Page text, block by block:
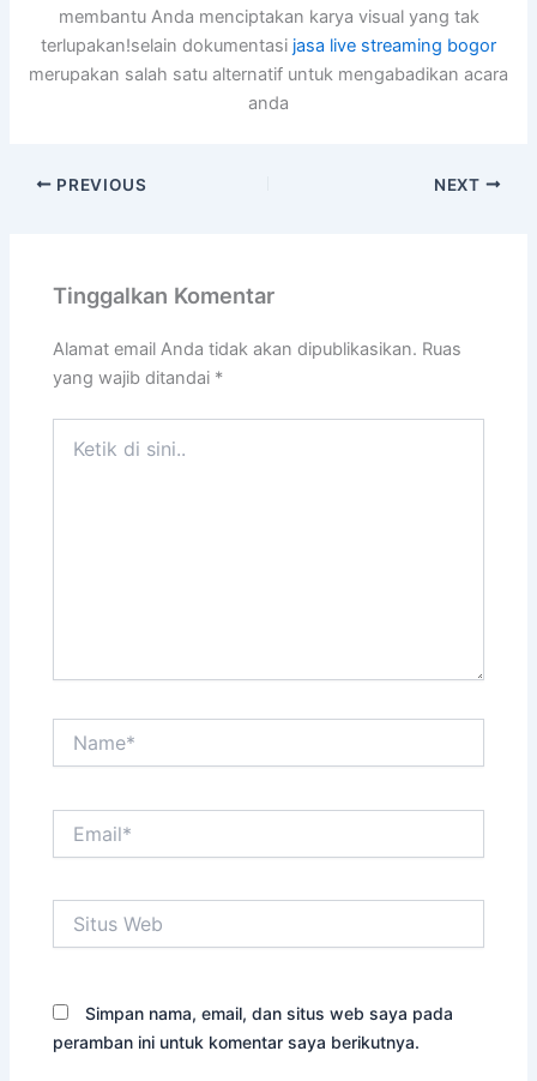
membantu Anda menciptakan karya visual yang tak
terlupakan!selain dokumentasi jasa live streaming bogor
merupakan salah satu alternatif untuk mengabadikan acara
anda
PREVIOUS NEXT
Tinggalkan Komentar
Alamat email Anda tidak akan dipublikasikan. Ruas
yang wajib ditandai *
Web
Simpan nama, email, dan situs web saya pada
peramban ini untuk komentar saya berikutnya.